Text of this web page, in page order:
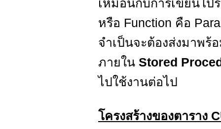
เหมือนกับการเขียนโป
หรือ Function คือ
จำเป็นจะต้องส่งมาพร้
ภายใน Stored
ไปใช้งานต่อไป
โครงสร้างของตาราง